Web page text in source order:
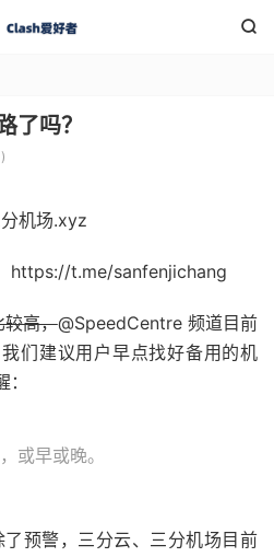

了吗？
)
机场.xyz
https://t.me/sanfenjichang
较高，@SpeedCentre 频道目前
我们建议用户早点找好备用的机
或早或晚。
预警，三分云、三分机场目前